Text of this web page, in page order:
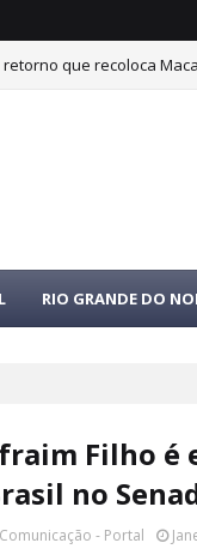
que recoloca
RIO GRANDE DO
Filho é
no
Comunicação - Portal